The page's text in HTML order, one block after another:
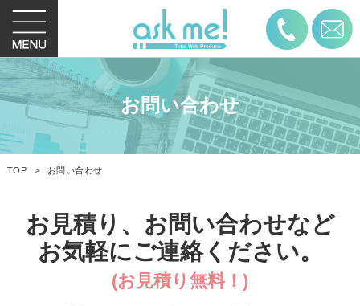
お電話
お問い合わせ
TOP お問い合わせ
お見積り、お問い合わせなど
お気軽にご連絡ください。
(お見積り無料！)